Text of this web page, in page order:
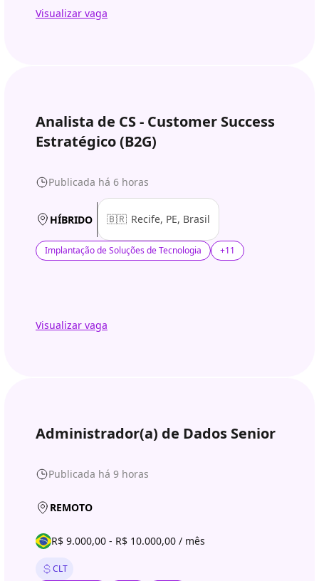
Visualizar vaga
Analista de CS - Customer Success
Estratégico (B2G)
Publicada há 6 horas
HÍBRIDO 🇧🇷 Recife, PE, Brasil
Implantação de Soluções de Tecnologia +11
Visualizar vaga
Administrador(a) de Dados Senior
Publicada há 9 horas
REMOTO
R$ 9.000,00 - R$ 10.000,00 / mês
CLT